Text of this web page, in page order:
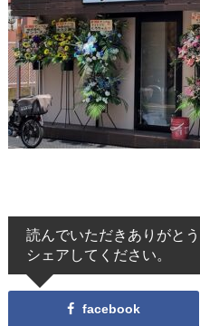
読んでいただきありがと
シェアしてください。
facebook